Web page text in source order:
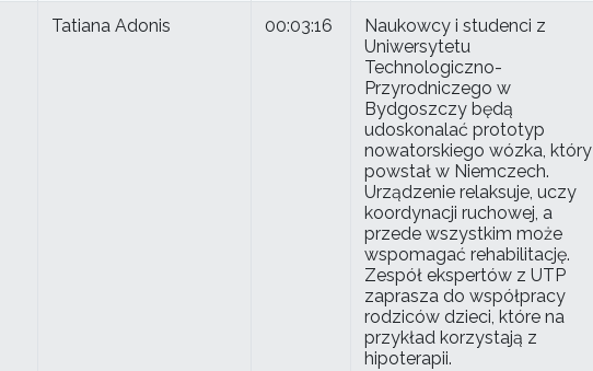
Tatiana Adonis 00:03:16
Naukowcy i studenci z
Uniwersytetu
Technologiczno-
Przyrodniczego w
Bydgoszczy będą
udoskonalać prototyp
nowatorskiego wózka, który
powstał w Niemczech.
Urządzenie relaksuje, uczy
koordynacji ruchowej, a
przede wszystkim może
wspomagać rehabilitację.
Zespół ekspertów z UTP
zaprasza do współpracy
rodziców dzieci, które na
przykład korzystają z
hipoterapii.